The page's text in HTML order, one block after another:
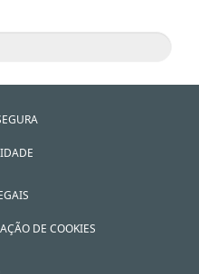
DE COOKIES